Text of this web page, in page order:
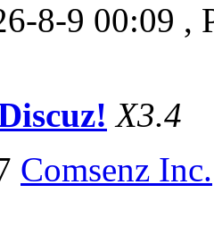
8-9 00:09 ,
X3.4
Comsenz Inc.